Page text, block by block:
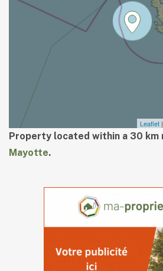
Leaflet
Property located within a 30 km
Mayotte.